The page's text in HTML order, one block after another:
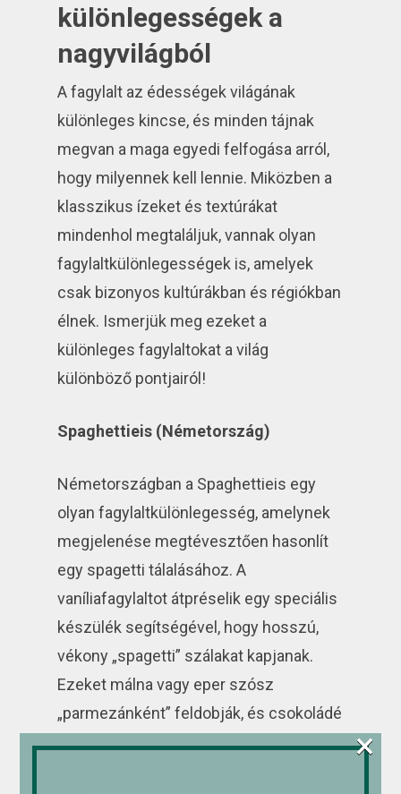
különlegességek a
nagyvilágból
A fagylalt az édességek világának
különleges kincse, és minden tájnak
megvan a maga egyedi felfogása arról,
hogy milyennek kell lennie. Miközben a
klasszikus ízeket és textúrákat
mindenhol megtaláljuk, vannak olyan
fagylaltkülönlegességek is, amelyek
csak bizonyos kultúrákban és régiókban
élnek. Ismerjük meg ezeket a
különleges fagylaltokat a világ
különböző pontjairól!
Spaghettieis (Németország)
Németországban a Spaghettieis egy
olyan fagylaltkülönlegesség, amelynek
megjelenése megtévesztően hasonlít
egy spagetti tálalásához. A
vaníliafagylaltot átpréselik egy speciális
készülék segítségével, hogy hosszú,
vékony „spagetti” szálakat kapjanak.
Ezeket málna vagy eper szósz
„parmezánként” feldobják, és csokoládé
forgáccsal vagy darált mandulával
×